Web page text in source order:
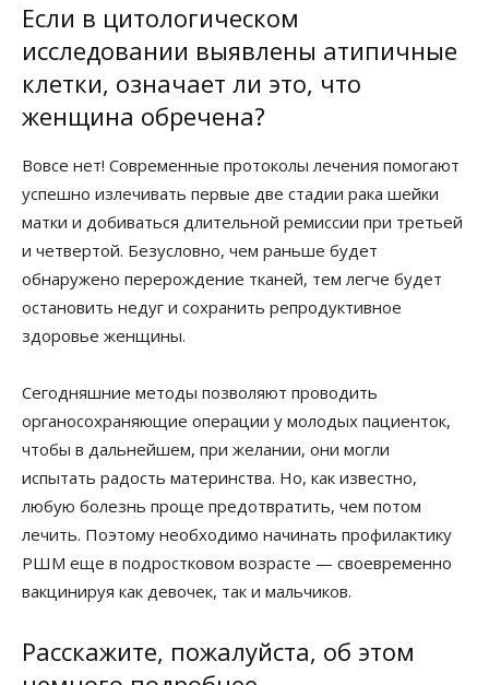
Если в цитологическом
исследовании выявлены атипичные
клетки, означает ли это, что
женщина обречена?
Вовсе нет! Современные протоколы лечения помогают
успешно излечивать первые две стадии рака шейки
матки и добиваться длительной ремиссии при третьей
и четвертой. Безусловно, чем раньше будет
обнаружено перерождение тканей, тем легче будет
остановить недуг и сохранить репродуктивное
здоровье женщины.
Сегодняшние методы позволяют проводить
органосохраняющие операции у молодых пациенток,
чтобы в дальнейшем, при желании, они могли
испытать радость материнства. Но, как известно,
любую болезнь проще предотвратить, чем потом
лечить. Поэтому необходимо начинать профилактику
РШМ еще в подростковом возрасте — своевременно
вакцинируя как девочек, так и мальчиков.
Расскажите, пожалуйста, об этом